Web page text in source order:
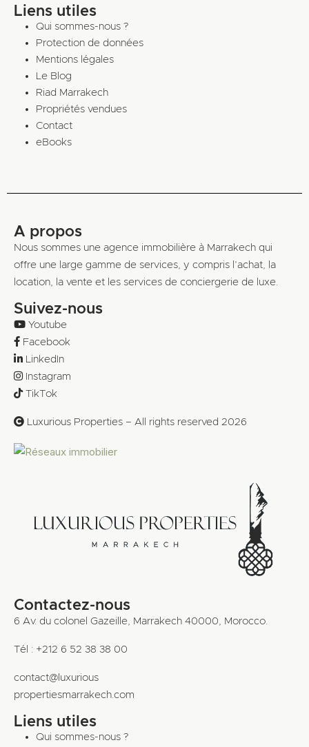
Liens utiles
Qui sommes-nous ?
Protection de données
Mentions légales
Le Blog
Riad Marrakech
Propriétés vendues
Contact
eBooks
A propos
Nous sommes une agence immobilière à Marrakech qui
offre une large gamme de services, y compris l’achat, la
location, la vente et les services de conciergerie de luxe.
Suivez-nous
Youtube
Facebook
LinkedIn
Instagram
TikTok
Luxurious Properties – All rights reserved 2026
Contactez-nous
6 Av. du colonel Gazeille, Marrakech 40000, Morocco.
Tél : +212 6 52 38 38 00
contact@luxurious
propertiesmarrakech.com
Liens utiles
Qui sommes-nous ?